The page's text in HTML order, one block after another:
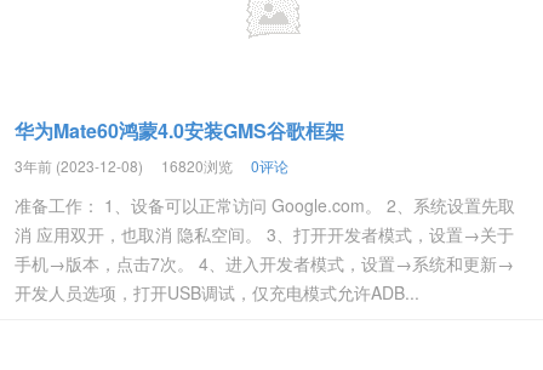
华为Mate60鸿蒙4.0安装GMS谷歌框架
3年前 (2023-12-08) 16820浏览 0评论
准备工作： 1、设备可以正常访问 Google.com。 2、系统设置先取
消 应用双开，也取消 隐私空间。 3、打开开发者模式，设置→关于
手机→版本，点击7次。 4、进入开发者模式，设置→系统和更新→
开发人员选项，打开USB调试，仅充电模式允许ADB...